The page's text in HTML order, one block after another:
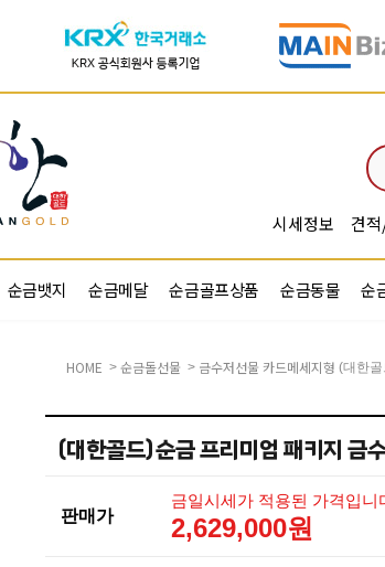
시세정보 견
순금뱃지 순금메달 순금골프상품 순금동물 순
HOME > 순금돌선물 > 금수저선물 카드메세지형 (대한
(대한골드)순금 프리미엄 패키지 금
판매가
금일시세가 적용된 가격입니
2,629,000원